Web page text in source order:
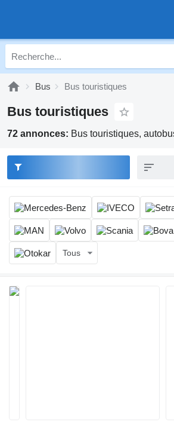
Bus Bus touristiques
Bus touristiques
72 annonces: Bus touristiques,
Tous